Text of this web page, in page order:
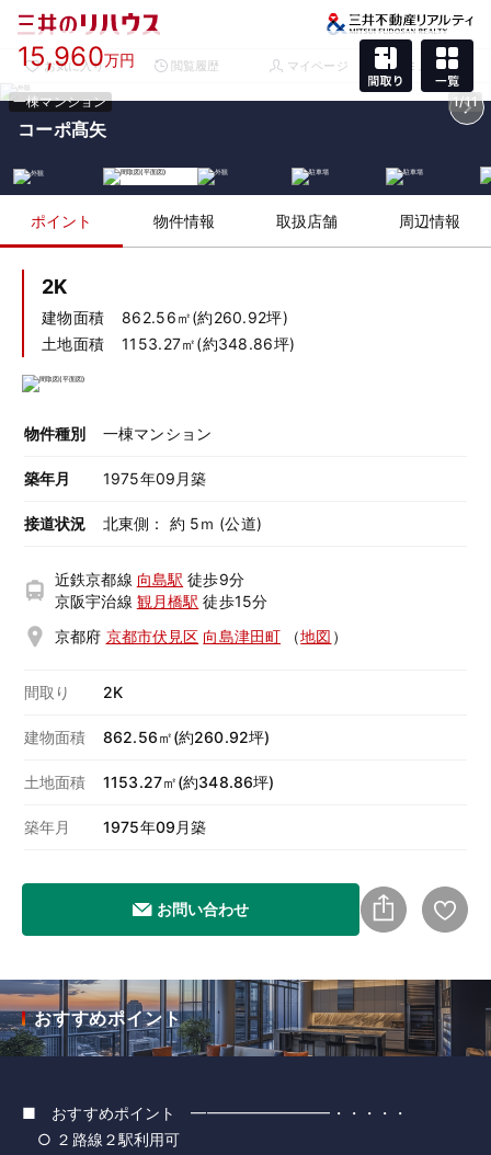
お気に入り 閲覧履歴 マイページ メニュー
一棟マンション 1/11
15,960万円
コーポ髙矢
ポイント 物件情報 取扱店舗 周辺情報
2K
建物面積
862.56㎡(約260.92坪)
土地面積
1153.27㎡(約348.86坪)
物件種別 一棟マンション
築年月 1975年09月築
接道状況 北東側： 約 5ｍ (公道)
近鉄京都線 向島駅 徒歩9分
京阪宇治線 観月橋駅 徒歩15分
京都府 京都市伏見区 向島津田町 （地図 ）
間取り 2K
建物面積 862.56㎡(約260.92坪)
土地面積 1153.27㎡(約348.86坪)
築年月 1975年09月築
お問い合わせ
おすすめポイント
■ おすすめポイント ━━━━━━━━━・・・・・
○ ２路線２駅利用可